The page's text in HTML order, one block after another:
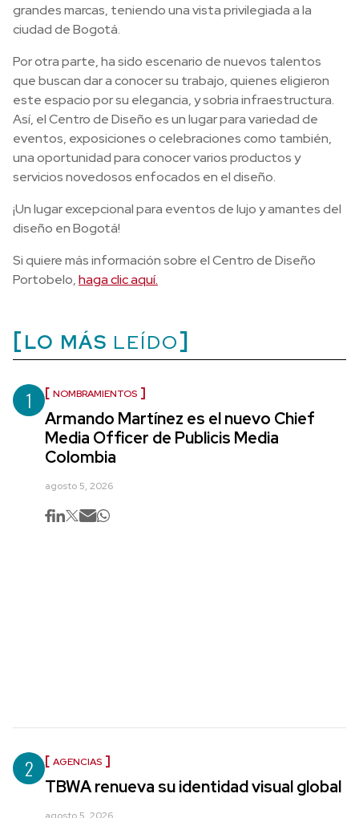
grandes marcas, teniendo una vista privilegiada a la
ciudad de Bogotá.
Por otra parte, ha sido escenario de nuevos talentos
que buscan dar a conocer su trabajo, quienes eligieron
este espacio por su elegancia, y sobria infraestructura.
Así, el Centro de Diseño es un lugar para variedad de
eventos, exposiciones o celebraciones como también,
una oportunidad para conocer varios productos y
servicios novedosos enfocados en el diseño.
¡Un lugar excepcional para eventos de lujo y amantes del
diseño en Bogotá!
Si quiere más información sobre el Centro de Diseño
Portobelo,haga clic aquí.
LO MÁS LEÍDO
1 NOMBRAMIENTOS
Armando Martínez es el nuevo Chief
Media Officer de Publicis Media
Colombia
agosto 5, 2026
2 AGENCIAS
TBWA renueva su identidad visual global
agosto 5, 2026